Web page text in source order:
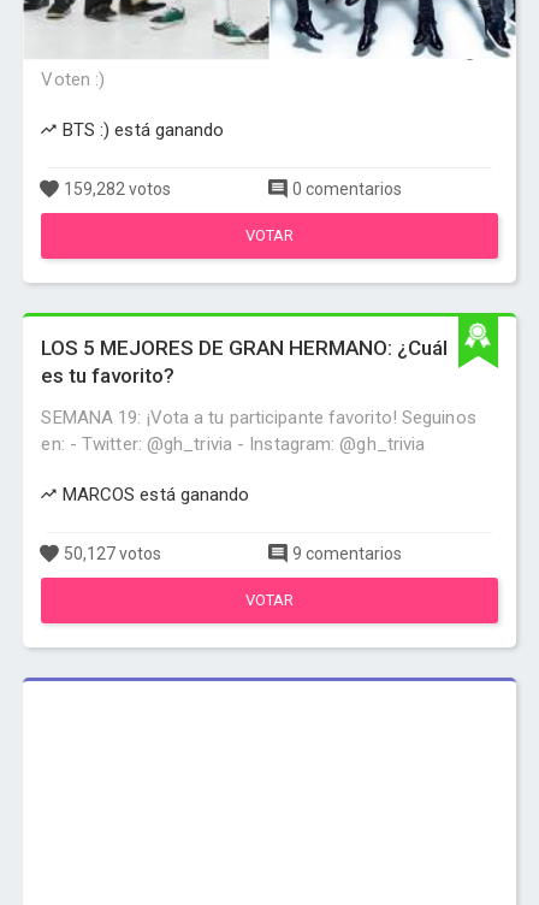
Voten :)
BTS :) está ganando
159,282 votos 0 comentarios
VOTAR
LOS 5 MEJORES DE GRAN HERMANO: ¿Cuál
es tu favorito?
SEMANA 19: ¡Vota a tu participante favorito! Seguinos
en: - Twitter: @gh_trivia - Instagram: @gh_trivia
MARCOS está ganando
50,127 votos 9 comentarios
VOTAR